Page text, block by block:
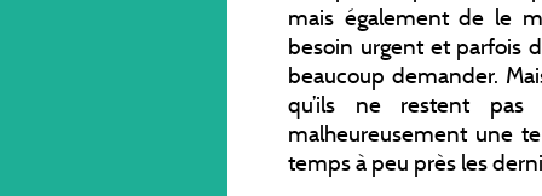
mais également de le
besoin urgent et parfois
beaucoup demander.
qu’ils ne restent pas
malheureusement une
temps à peu près les